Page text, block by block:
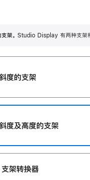
架。 Studio Display 有两种支架和
度的支架
度及高‍度的支‍架
架转换器